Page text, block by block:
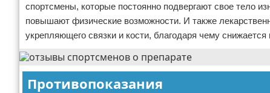
спортсмены, которые постоянно подвергают свое тело
повышают физические возможности. И также
укрепляющего связки и кости, благодаря чему
Противопоказания